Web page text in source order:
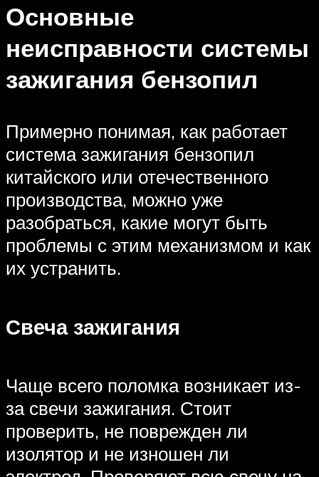
Основные
неисправности системы
зажигания бензопил
Примерно понимая, как работает
система зажигания бензопил
китайского или отечественного
производства, можно уже
разобраться, какие могут быть
проблемы с этим механизмом и как
их устранить.
Свеча зажигания
Чаще всего поломка возникает из-
за свечи зажигания. Стоит
проверить, не поврежден ли
изолятор и не изношен ли